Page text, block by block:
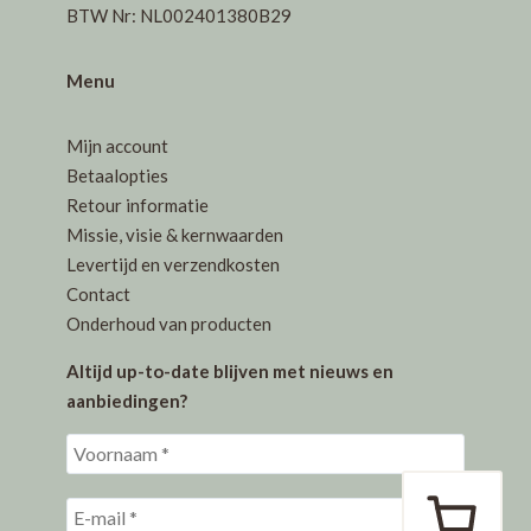
BTW Nr: NL002401380B29
Menu
Mijn account
Betaalopties
Retour informatie
Missie, visie & kernwaarden
Levertijd en verzendkosten
Contact
Onderhoud van producten
Altijd up-to-date blijven met nieuws en
aanbiedingen?